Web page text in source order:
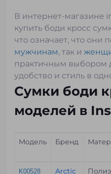
В интернет-магазине
купить боди кросс
что означает, что они
мужчинам, так и
практичным выбором
удобство и стиль в
Сумки боди
моделей в
Модель Бренд
K00528 Arctic